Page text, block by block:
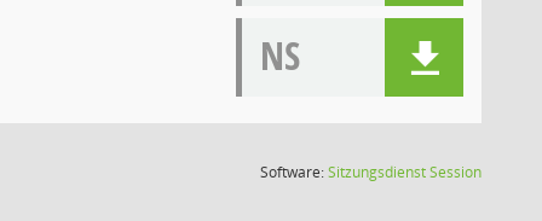
NS
Software:SitzungsdienstSession(Wird in